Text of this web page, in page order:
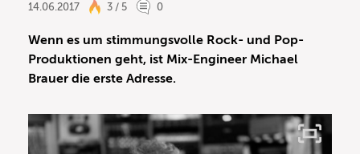
14.06.2017
3 / 5 0
Wenn es um stimmungsvolle Rock- und Pop-
Produktionen geht, ist Mix-Engineer Michael
Brauer die erste Adresse.